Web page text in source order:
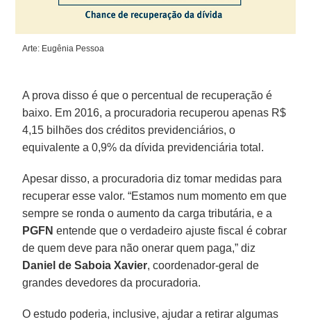
Arte: Eugênia Pessoa
A prova disso é que o percentual de recuperação é
baixo. Em 2016, a procuradoria recuperou apenas R$
4,15 bilhões dos créditos previdenciários, o
equivalente a 0,9% da dívida previdenciária total.
Apesar disso, a procuradoria diz tomar medidas para
recuperar esse valor. “Estamos num momento em que
sempre se ronda o aumento da carga tributária, e a
PGFN entende que o verdadeiro ajuste fiscal é cobrar
de quem deve para não onerar quem paga,” diz
Daniel de Saboia Xavier, coordenador-geral de
grandes devedores da procuradoria.
O estudo poderia, inclusive, ajudar a retirar algumas